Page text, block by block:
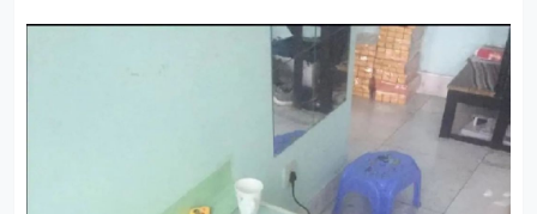
但这件事，我也没做多久，有两件事影响了我。一是快手
直播开始流行，我观察到，直播间里戴大金链子的大哥特
别多。二是有一个认识的人每天晚上在工厂门口摆摊卖首
饰，一个晚上能赚到几百元。我觉得，如果在网上卖大金